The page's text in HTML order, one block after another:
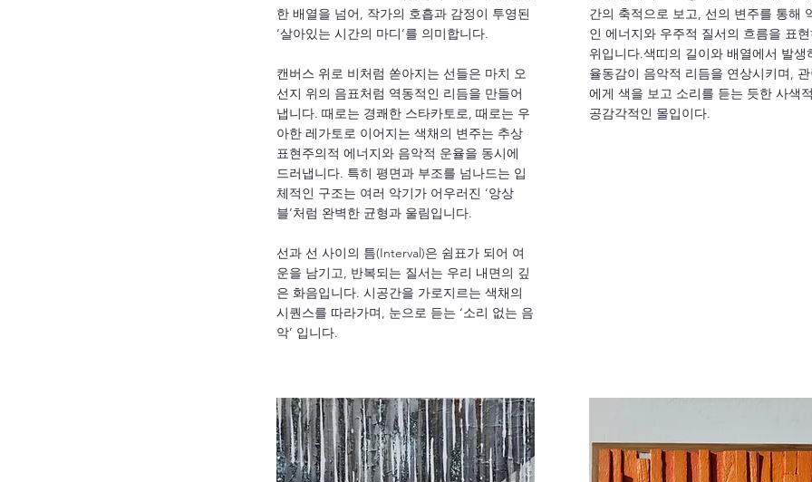
한 배열을 넘어, 작가의 호흡과 감정이 투영된
‘살아있는 시간의 마디’를 의미합니다.
캔버스 위로 비처럼 쏟아지는 선들은 마치 오
선지 위의 음표처럼 역동적인 리듬을 만들어
냅니다. 때로는 경쾌한 스타카토로, 때로는 우
아한 레가토로 이어지는 색채의 변주는 추상
표현주의적 에너지와 음악적 운율을 동시에
드러냅니다. 특히 평면과 부조를 넘나드는 입
체적인 구조는 여러 악기가 어우러진 ‘앙상
블’처럼 완벽한 균형과 울림입니다.
선과 선 사이의 틈(Interval)은 쉼표가 되어 여
운을 남기고, 반복되는 질서는 우리 내면의 깊
은 화음입니다. 시공간을 가로지르는 색채의
시퀀스를 따라가며, 눈으로 듣는 ‘소리 없는 음
악’ 입니다.
간의 축적으로 보고, 선의 변주를 통해
인 에너지와 우주적 질서의 흐름을 표현
위입니다.색띠의 길이와 배열에서 발생
율동감이 음악적 리듬을 연상시키며, 관
에게 색을 보고 소리를 듣는 듯한 사색
공감각적인 몰입이다.